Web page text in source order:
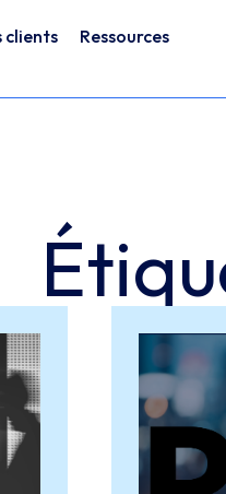
clients
Ressources